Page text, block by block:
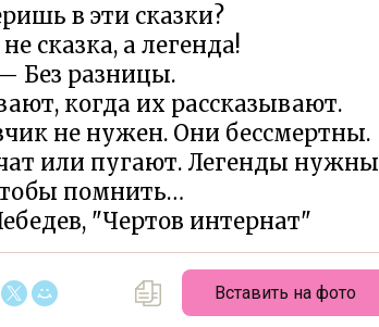
в эти сказки?
сказка, а легенда!
Без разницы.
когда их рассказывают.
не нужен. Они бессмертны.
или пугают. Легенды нужны
помнить…
"Чертов интернат"
Вставить на фото